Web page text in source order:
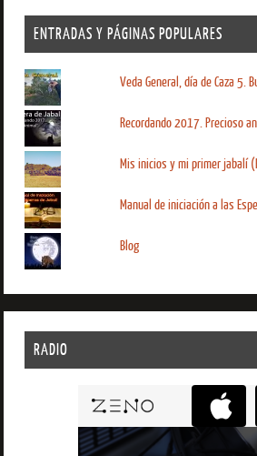
ENTRADAS Y PÁGINAS POPULARES
Veda General, día de Caza 5.
Recordando 2017. Precioso
Mis inicios y mi primer jabalí
Manual de iniciación a las
Blog
RADIO